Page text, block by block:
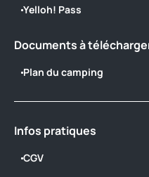
Yelloh! Pass
Documents à
Plan du camping
Infos pratiques
CGV